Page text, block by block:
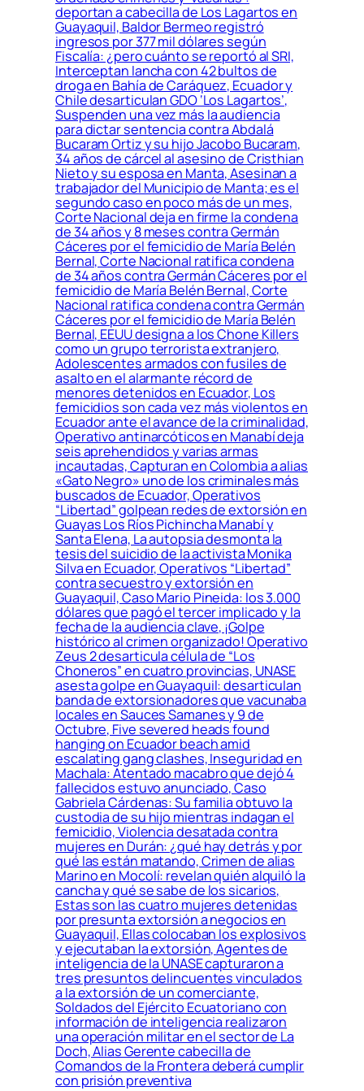
deportan a cabecilla de Los Lagartos en
Guayaquil, Baldor Bermeo registró
ingresos por 377 mil dólares según
Fiscalía: ¿pero cuánto se reportó al SRI,
Interceptan lancha con 42 bultos de
droga en Bahía de Caráquez, Ecuador y
Chile desarticulan GDO ‘Los Lagartos’,
Suspenden una vez más la audiencia
para dictar sentencia contra Abdalá
Bucaram Ortiz y su hijo Jacobo Bucaram,
34 años de cárcel al asesino de Cristhian
Nieto y su esposa en Manta, Asesinan a
trabajador del Municipio de Manta; es el
segundo caso en poco más de un mes,
Corte Nacional deja en firme la condena
de 34 años y 8 meses contra Germán
Cáceres por el femicidio de María Belén
Bernal, Corte Nacional ratifica condena
de 34 años contra Germán Cáceres por el
femicidio de María Belén Bernal, Corte
Nacional ratifica condena contra Germán
Cáceres por el femicidio de María Belén
Bernal, EEUU designa a los Chone Killers
como un grupo terrorista extranjero,
Adolescentes armados con fusiles de
asalto en el alarmante récord de
menores detenidos en Ecuador, Los
femicidios son cada vez más violentos en
Ecuador ante el avance de la criminalidad,
Operativo antinarcóticos en Manabí deja
seis aprehendidos y varias armas
incautadas, Capturan en Colombia a alias
«Gato Negro» uno de los criminales más
buscados de Ecuador, Operativos
“Libertad” golpean redes de extorsión en
Guayas Los Ríos Pichincha Manabí y
Santa Elena, La autopsia desmonta la
tesis del suicidio de la activista Monika
Silva en Ecuador, Operativos “Libertad”
contra secuestro y extorsión en
Guayaquil, Caso Mario Pineida: los 3.000
dólares que pagó el tercer implicado y la
fecha de la audiencia clave, ¡Golpe
histórico al crimen organizado! Operativo
Zeus 2 desarticula célula de “Los
Choneros” en cuatro provincias, UNASE
asesta golpe en Guayaquil: desarticulan
banda de extorsionadores que vacunaba
locales en Sauces Samanes y 9 de
Octubre, Five severed heads found
hanging on Ecuador beach amid
escalating gang clashes, Inseguridad en
Machala: Atentado macabro que dejó 4
fallecidos estuvo anunciado, Caso
Gabriela Cárdenas: Su familia obtuvo la
custodia de su hijo mientras indagan el
femicidio, Violencia desatada contra
mujeres en Durán: ¿qué hay detrás y por
qué las están matando, Crimen de alias
Marino en Mocolí: revelan quién alquiló la
cancha y qué se sabe de los sicarios,
Estas son las cuatro mujeres detenidas
por presunta extorsión a negocios en
Guayaquil, Ellas colocaban los explosivos
y ejecutaban la extorsión, Agentes de
inteligencia de la UNASE capturaron a
tres presuntos delincuentes vinculados
a la extorsión de un comerciante,
Soldados del Ejército Ecuatoriano con
información de inteligencia realizaron
una operación militar en el sector de La
Doch, Alias Gerente cabecilla de
Comandos de la Frontera deberá cumplir
con prisión preventiva